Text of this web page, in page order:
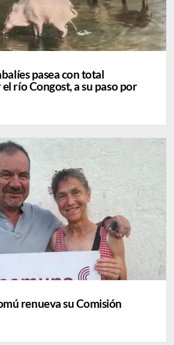
pasea con total
río Congost, a su paso por
renueva su Comisión